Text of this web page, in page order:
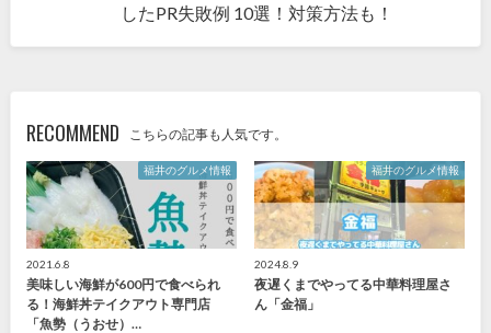
したPR失敗例 10選！対策方法も！
RECOMMEND こちらの記事も人気です。
福井のグルメ情報
2021.6.8
美味しい海鮮が600円で食べられ
る！海鮮丼テイクアウト専門店
「魚勢（うおせ）…
福井のグルメ情報
2024.8.9
夜遅くまでやってる中華料理屋さ
ん「金福」